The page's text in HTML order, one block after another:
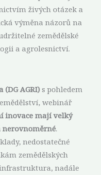
živých otázek a
výměna názorů na
zemědělské
a agrolesnictví.
AGRI) s pohledem
webinář
inovace mají velký
.
nedostatečné
zemědělských
nadále